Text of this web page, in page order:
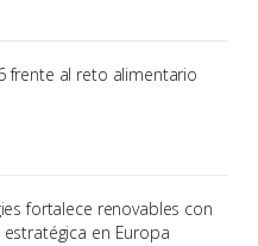
frente al reto alimentario
fortalece renovables con
en Europa